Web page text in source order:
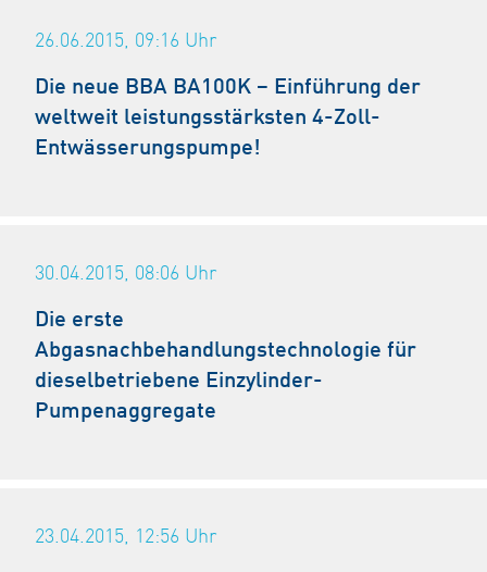
26.06.2015, 09:16 Uhr
Die neue BBA BA100K – Einführung der
weltweit leistungsstärksten 4-Zoll-
Entwässerungspumpe!
30.04.2015, 08:06 Uhr
Die erste
Abgasnachbehandlungstechnologie für
dieselbetriebene Einzylinder-
Pumpenaggregate
23.04.2015, 12:56 Uhr